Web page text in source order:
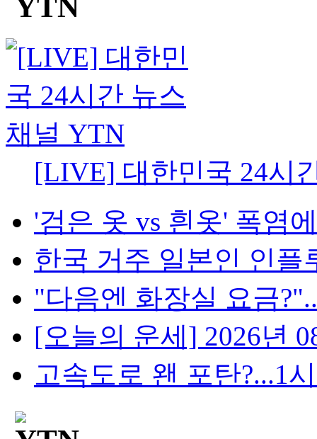
[LIVE] 대한민국 24시
'검은 옷 vs 흰옷' 폭염
한국 거주 일본인 인플
"다음엔 화장실 요금
[오늘의 운세] 2026년
고속도로 왠 포탄?...1